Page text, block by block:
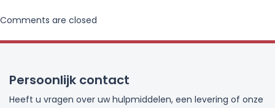
Comments are closed
Persoonlijk contact
Heeft u vragen over uw hulpmiddelen, een levering of onze